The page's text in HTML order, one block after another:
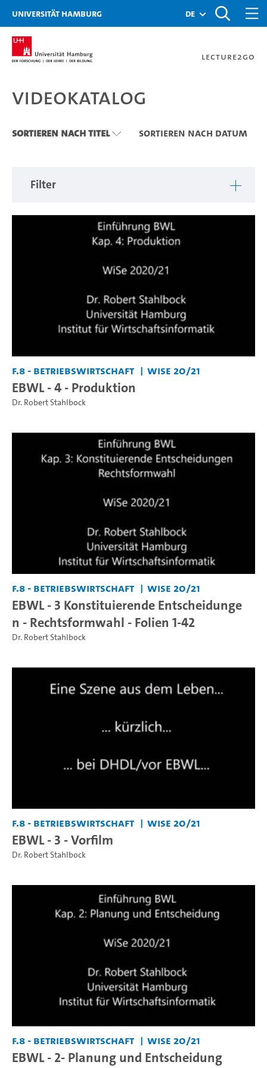
Zu den Filtern
Zur Metanavigation
Zur Hauptnavigation
Zur Suche
Zum Inhalt
Zum Seitenfuss
Universität Hamburg de
Lecture2Go
Videokatalog
Videokatalog
Sortieren nach Titel Sortieren nach Datum
Filter
F.8 - Betriebswirtschaft WiSe 20/21
EBWL - 4 - Produktion
Dr. Robert Stahlbock
F.8 - Betriebswirtschaft WiSe 20/21
EBWL - 3 Konstituierende Entscheidunge
n - Rechtsformwahl - Folien 1-42
Dr. Robert Stahlbock
F.8 - Betriebswirtschaft WiSe 20/21
EBWL - 3 - Vorfilm
Dr. Robert Stahlbock
F.8 - Betriebswirtschaft WiSe 20/21
EBWL - 2- Planung und Entscheidung